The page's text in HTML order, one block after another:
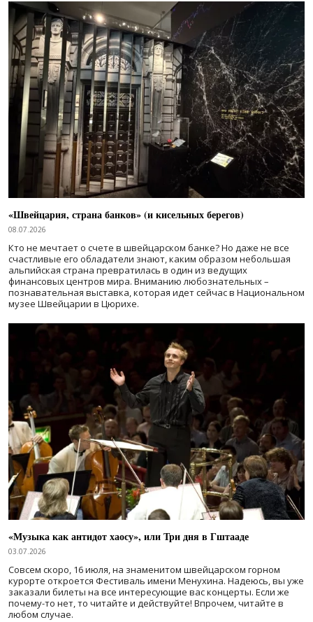
«Швейцария, страна банков» (и кисельных берегов)
08.07.2026
Кто не мечтает о счете в швейцарском банке? Но даже не все
счастливые его обладатели знают, каким образом небольшая
альпийская страна превратилась в один из ведущих
финансовых центров мира. Вниманию любознательных –
познавательная выставка, которая идет сейчас в Национальном
музее Швейцарии в Цюрихе.
«Музыка как антидот хаосу», или Три дня в Гштааде
03.07.2026
Совсем скоро, 16 июля, на знаменитом швейцарском горном
курорте откроется Фестиваль имени Менухина. Надеюсь, вы уже
заказали билеты на все интересующие вас концерты. Если же
почему-то нет, то читайте и действуйте! Впрочем, читайте в
любом случае.